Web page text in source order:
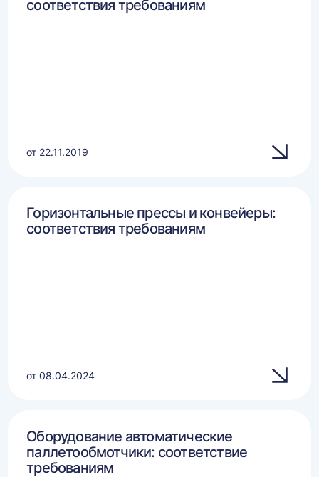
соответствия требованиям
от 22.11.2019
Горизонтальные прессы и конвейеры:
соответствия требованиям
от 08.04.2024
Оборудование автоматические
паллетообмотчики: соответствие
требованиям